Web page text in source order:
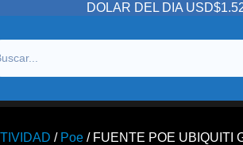
DOLAR DEL DIA
/ Poe / FUENTE POE UBIQUITI